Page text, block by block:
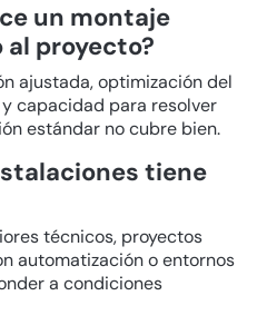
un montaje
proyecto?
ajustada, optimización del
capacidad para resolver
estándar no cubre bien.
tiene
técnicos, proyectos
automatización o entornos
a condiciones